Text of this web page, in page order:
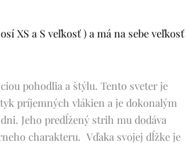
XS a S veľkosť ) a má na sebe veľkosť
pohodlia a štýlu. Tento sveter je
príjemných vlákien a je dokonalým
Jeho predĺžený strih mu dodáva
charakteru. Vďaka svojej dĺžke je